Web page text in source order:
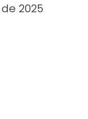
2025